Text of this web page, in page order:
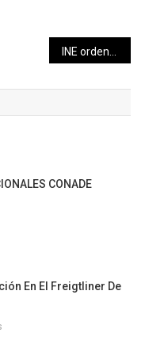
CONADE
En El Freigtliner De